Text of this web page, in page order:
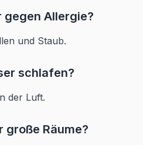
Allergie?
und Staub.
schlafen?
der Luft.
große Räume?